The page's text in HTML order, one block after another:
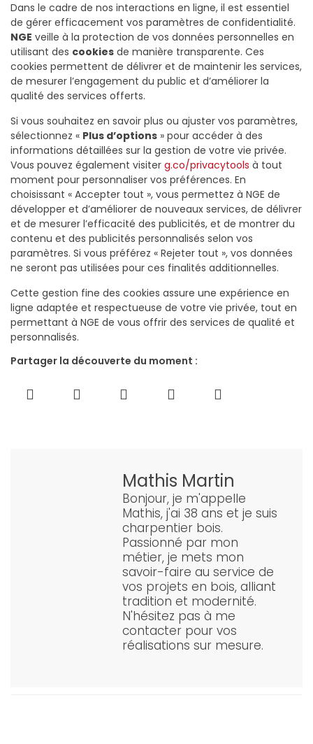
Dans le cadre de nos interactions en ligne, il est essentiel
de gérer efficacement vos paramètres de confidentialité.
NGE veille à la protection de vos données personnelles en
utilisant des cookies de manière transparente. Ces
cookies permettent de délivrer et de maintenir les services,
de mesurer l’engagement du public et d’améliorer la
qualité des services offerts.
Si vous souhaitez en savoir plus ou ajuster vos paramètres,
sélectionnez « Plus d’options » pour accéder à des
informations détaillées sur la gestion de votre vie privée.
Vous pouvez également visiter g.co/privacytools à tout
moment pour personnaliser vos préférences. En
choisissant « Accepter tout », vous permettez à NGE de
développer et d’améliorer de nouveaux services, de délivrer
et de mesurer l’efficacité des publicités, et de montrer du
contenu et des publicités personnalisés selon vos
paramètres. Si vous préférez « Rejeter tout », vos données
ne seront pas utilisées pour ces finalités additionnelles.
Cette gestion fine des cookies assure une expérience en
ligne adaptée et respectueuse de votre vie privée, tout en
permettant à NGE de vous offrir des services de qualité et
personnalisés.
Partager la découverte du moment :
Mathis Martin
Bonjour, je m'appelle
Mathis, j'ai 38 ans et je suis
charpentier bois.
Passionné par mon
métier, je mets mon
savoir-faire au service de
vos projets en bois, alliant
tradition et modernité.
N'hésitez pas à me
contacter pour vos
réalisations sur mesure.